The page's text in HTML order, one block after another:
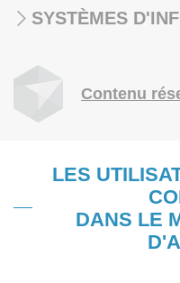
SYSTÈMES
Contenu
LES
DANS LE